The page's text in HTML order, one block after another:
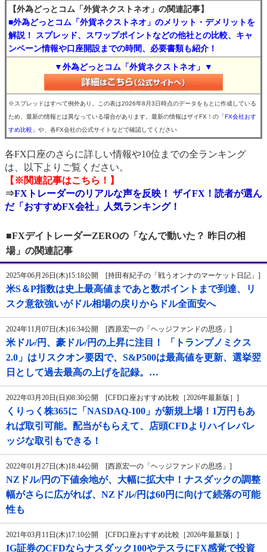
【外為どっとコム「外貨ネクストネオ」の関連記事】
■外為どっとコム「外貨ネクストネオ」のメリット・デメリットを
解説！ スプレッド、スワップポイントなどの他社との比較、キャ
ンペーン情報や口座開設までの時間、必要書類も紹介！
▼外為どっとコム「外貨ネクストネオ」▼
※スプレッドはすべて例外あり。この表は2026年8月3日時点のデータをもとに作成している
ため、最新の情報とは異なっている場合があります。最新の情報はザイFX！の 「FX会社おす
すめ比較」 や、各FX会社の公式サイトなどで確認してください
各FX口座のさらに詳しい情報や10位までの全ランキング
は、以下よりご覧ください。
【※関連記事はこちら！】
⇒FXトレーダーのリアルな声を反映！ ザイFX！読者が選ん
だ「おすすめFX会社」人気ランキング！
■FXデイトレーダーZEROの「なんで動いた？ 昨日の相
場」の関連記事
2025年06月26日(木)15:18公開 [持田有紀子の「戦うオンナのマーケット日記」]
米S＆P指数は史上最高値まであと数ポイントまで到達、リ
スク意欲強いがドル相場の戻りからドル全面安へ
2024年11月07日(木)16:34公開 [西原宏一の「ヘッジファンドの思惑」]
米ドル/円、豪ドル/円の上昇に注目！ 「トランプノミクス
2.0」はリスクオン要因で、S&P500は最高値を更新、選挙翌
日として過去最高の上げを記録。…
2022年03月20日(日)08:30公開 [CFD口座おすすめ比較［2026年最新版］]
くりっく株365に「NASDAQ-100」が新規上場！1万円もあ
れば取引可能。配当がもらえて、店頭CFDよりハイレバレ
ッジな取引もできる！
2022年01月27日(木)18:44公開 [西原宏一の「ヘッジファンドの思惑」]
NZドル/円の下値余地が、大幅に拡大中！ナスダックの調整
幅がさらに広がれば、NZドル/円は60円に向けて続落の可能
性も
2021年03月11日(木)17:10公開 [CFD口座おすすめ比較［2026年最新版］]
IG証券のCFDならナスダック100やテスラにFX感覚で投資